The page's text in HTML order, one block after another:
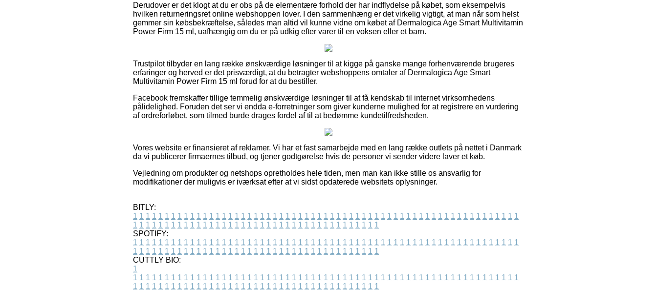
Derudover er det klogt at du er obs på de elementære forhold der har indflydelse på købet, som eksempelvis
hvilken returneringsret online webshoppen lover. I den sammenhæng er det virkelig vigtigt, at man når som helst
gemmer sin købsbekræftelse, således man altid vil kunne vidne om købet af Dermalogica Age Smart Multivitamin
Power Firm 15 ml, uafhængig om du er på udkig efter varer til en voksen eller et barn.
Trustpilot tilbyder en lang række ønskværdige løsninger til at kigge på ganske mange forhenværende brugeres
erfaringer og herved er det prisværdigt, at du betragter webshoppens omtaler af Dermalogica Age Smart
Multivitamin Power Firm 15 ml forud for at du bestiller.
Facebook fremskaffer tillige temmelig ønskværdige løsninger til at få kendskab til internet virksomhedens
pålidelighed. Foruden det ser vi endda e-forretninger som giver kunderne mulighed for at registrere en vurdering
af ordreforløbet, som tilmed burde drages fordel af til at bedømme kundetilfredsheden.
Vores website er finansieret af reklamer. Vi har et fast samarbejde med en lang række outlets på nettet i Danmark
da vi publicerer firmaernes tilbud, og tjener godtgørelse hvis de personer vi sender videre laver et køb.
Vejledning om produkter og netshops opretholdes hele tiden, men man kan ikke stille os ansvarlig for
modifikationer der muligvis er iværksat efter at vi sidst opdaterede websitets oplysninger.
BITLY:
1 1 1 1 1 1 1 1 1 1 1 1 1 1 1 1 1 1 1 1 1 1 1 1 1 1 1 1 1 1 1 1 1 1 1 1 1 1 1 1 1 1 1 1 1 1 1 1 1 1 1 1 1 1 1 1 1 1 1 1 1
1 1 1 1 1 1 1 1 1 1 1 1 1 1 1 1 1 1 1 1 1 1 1 1 1 1 1 1 1 1 1 1 1 1 1 1 1 1 1
SPOTIFY:
1 1 1 1 1 1 1 1 1 1 1 1 1 1 1 1 1 1 1 1 1 1 1 1 1 1 1 1 1 1 1 1 1 1 1 1 1 1 1 1 1 1 1 1 1 1 1 1 1 1 1 1 1 1 1 1 1 1 1 1 1
1 1 1 1 1 1 1 1 1 1 1 1 1 1 1 1 1 1 1 1 1 1 1 1 1 1 1 1 1 1 1 1 1 1 1 1 1 1 1
CUTTLY BIO:
1
1 1 1 1 1 1 1 1 1 1 1 1 1 1 1 1 1 1 1 1 1 1 1 1 1 1 1 1 1 1 1 1 1 1 1 1 1 1 1 1 1 1 1 1 1 1 1 1 1 1 1 1 1 1 1 1 1 1 1 1 1
1 1 1 1 1 1 1 1 1 1 1 1 1 1 1 1 1 1 1 1 1 1 1 1 1 1 1 1 1 1 1 1 1 1 1 1 1 1 1